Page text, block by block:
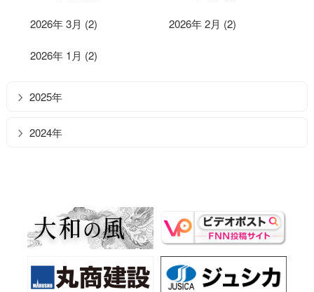
2026年 3月 (2) 2026年 2月 (2)
2026年 1月 (2)
2025年
2024年